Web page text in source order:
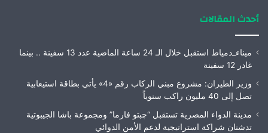
أحدث المقالات
ميناء_دمياط استقبل خلال الـ 24 ساعة الماضية عدد 13 سفينة .. بينما
غادر 12 سفينة
وزير الطيران: مشروع مبني الركاب رقم «4» يأتي بطاقة استيعابية
تصل إلى 40 مليون راكب سنوياً
مدينة الدواء المصرية تستقبل “چبتو فارما” ومجموعة باشا الجيبوتية
تدشنان شراكة استراتيجية لدعم الأمن الدوائي